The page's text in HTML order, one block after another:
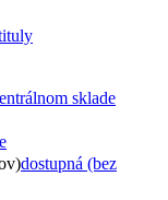
sklade
dostupná (bez